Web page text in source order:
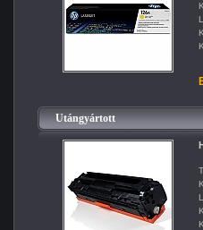
Utángyártott